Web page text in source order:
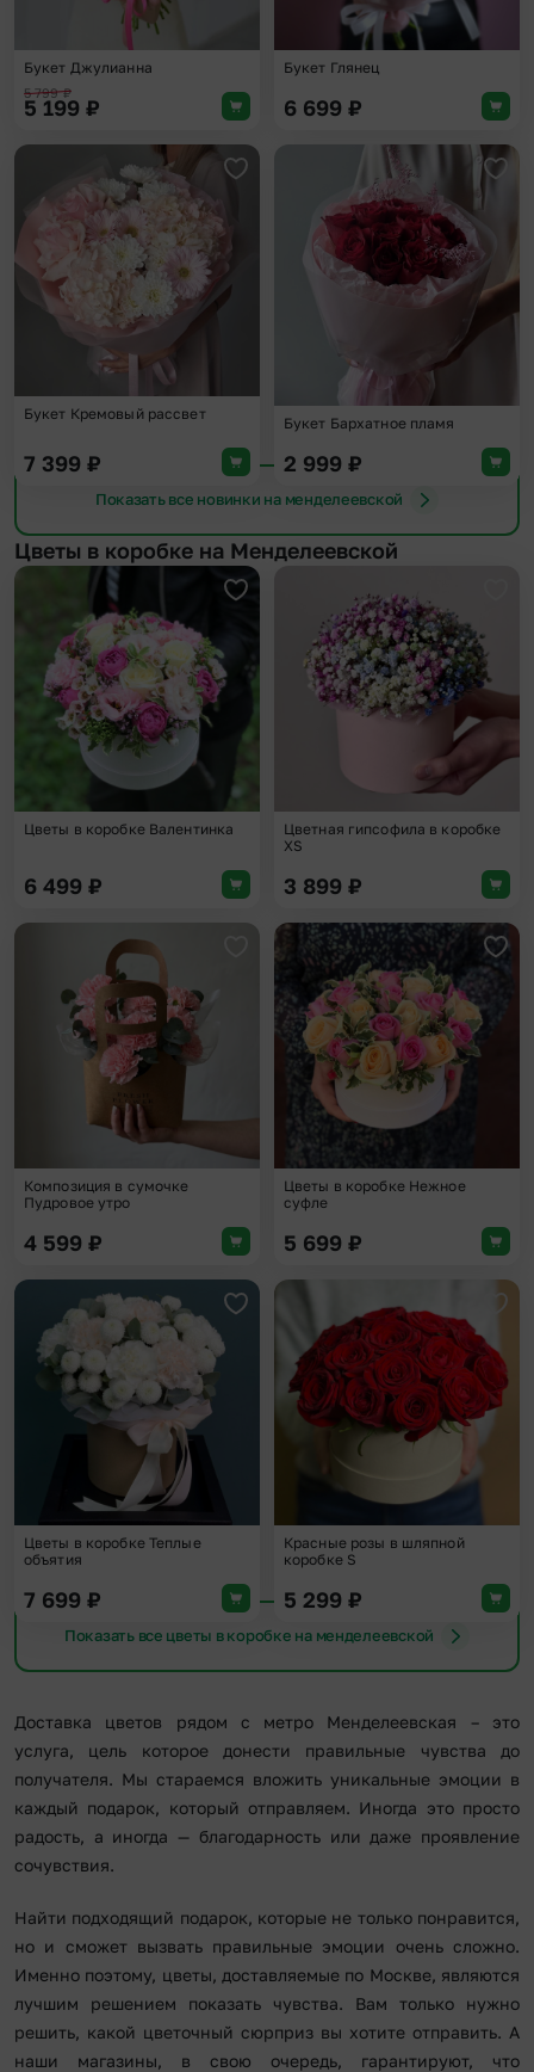
Букет Джулианна
5 799₽
5 199 ₽
Букет Глянец
6 699 ₽
Добавить в избранное
Букет Кремовый рассвет
7 399 ₽
Букет Бархатное пламя
2 999 ₽
Показать все новинки на менделеевской
Цветы в коробке на Менделеевской
Добавить в избранное
Цветы в коробке Валентинка
6 499 ₽
Цветная гипсофила в коробке
XS
3 899 ₽
Добавить в избранное
Композиция в сумочке
Пудровое утро
4 599 ₽
Цветы в коробке Нежное
суфле
5 699 ₽
Добавить в избранное
Цветы в коробке Теплые
объятия
7 699 ₽
Красные розы в шляпной
коробке S
5 299 ₽
Показать все цветы в коробке на менделеевской
Доставка цветов рядом с метро Менделеевская – это
услуга, цель которое донести правильные чувства до
получателя. Мы стараемся вложить уникальные эмоции в
каждый подарок, который отправляем. Иногда это просто
радость, а иногда — благодарность или даже проявление
сочувствия.
Найти подходящий подарок, которые не только понравится,
но и сможет вызвать правильные эмоции очень сложно.
Именно поэтому, цветы, доставляемые по Москве, являются
лучшим решением показать чувства. Вам только нужно
решить, какой цветочный сюрприз вы хотите отправить. А
наши магазины, в свою очередь, гарантируют, что